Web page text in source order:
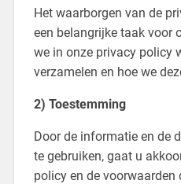
Het waarborgen van de
een belangrijke taak voor
we in onze privacy policy
verzamelen en hoe we
2) Toestemming
Door de informatie en de
te gebruiken, gaat u
policy en de voorwaarden